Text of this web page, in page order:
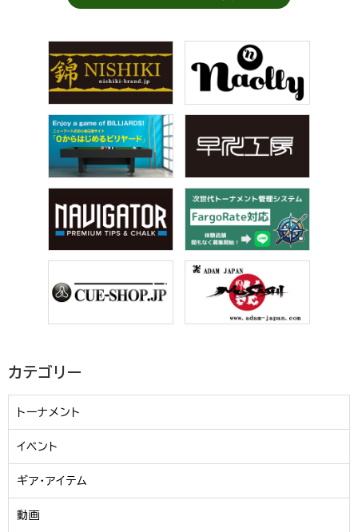
カテゴリー
トーナメント
イベント
ギア・アイテム
動画